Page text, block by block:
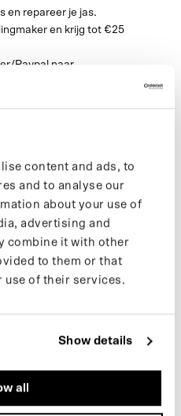
content and ads, to
and to analyse our
about your use of
advertising and
combine it with other
to them or that
use of their services.
Show details
all
en repareer je jas.
en krijg tot €25
Paypal naar
gebruikt.